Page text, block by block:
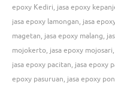
epoxy Kediri, jasa epoxy
jasa epoxy lamongan, jasa
magetan, jasa epoxy malang,
mojokerto, jasa epoxy mojosari,
jasa epoxy pacitan, jasa epoxy
epoxy pasuruan, jasa epoxy